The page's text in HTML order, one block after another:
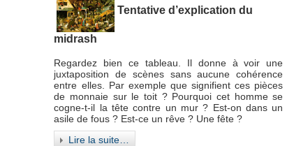
Tentative d’explication du
midrash
Regardez bien ce tableau. Il donne à voir une
juxtaposition de scènes sans aucune cohérence
entre elles. Par exemple que signifient ces pièces
de monnaie sur le toit ? Pourquoi cet homme se
cogne-t-il la tête contre un mur ? Est-on dans un
asile de fous ? Est-ce un rêve ? Une fête ?
Lire la suite…